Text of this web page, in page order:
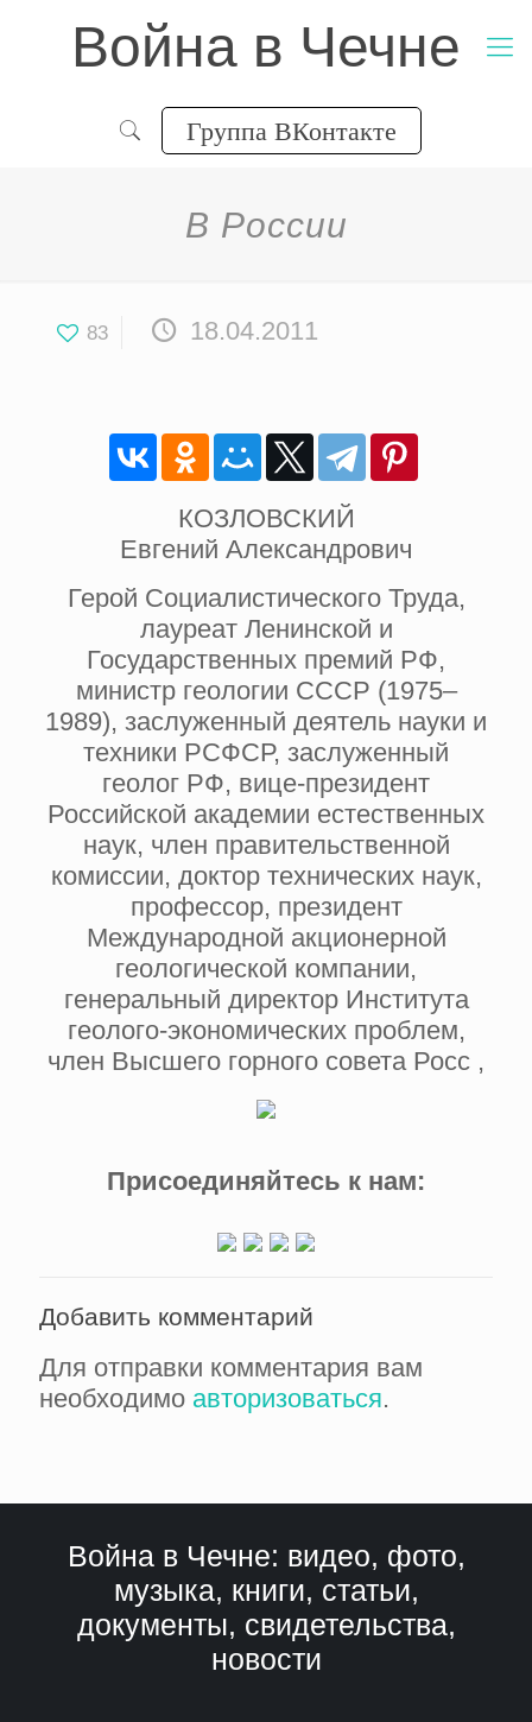
Война в Чечне
Группа ВКонтакте
В России
83 18.04.2011
КОЗЛОВСКИЙ
Евгений Александрович
Герой Социалистического Труда,
лауреат Ленинской и
Государственных премий РФ,
министр геологии СССР (1975–
1989), заслуженный деятель науки и
техники РСФСР, заслуженный
геолог РФ, вице-президент
Российской академии естественных
наук, член правительственной
комиссии, доктор технических наук,
профессор, президент
Международной акционерной
геологической компании,
генеральный директор Института
геолого-экономических проблем,
член Высшего горного совета Росс ,
Присоединяйтесь к нам:
Добавить комментарий
Для отправки комментария вам
необходимо авторизоваться.
Война в Чечне: видео, фото,
музыка, книги, статьи,
документы, свидетельства,
новости